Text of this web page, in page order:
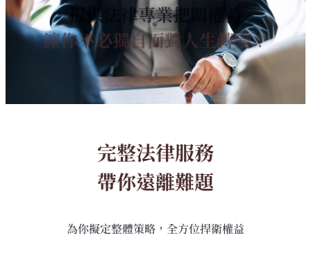
提供法律專業把關權益
讓你不必獨自面對人生轉變！
完整法律服務
帶你遠離難題
為你擬定整體策略，全方位捍衛權益